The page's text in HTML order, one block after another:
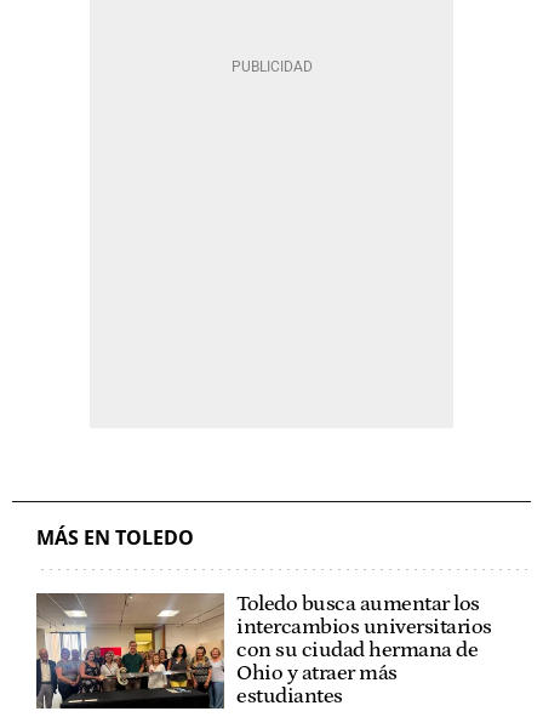
MÁS EN TOLEDO
Toledo busca aumentar los
intercambios universitarios
con su ciudad hermana de
Ohio y atraer más
estudiantes